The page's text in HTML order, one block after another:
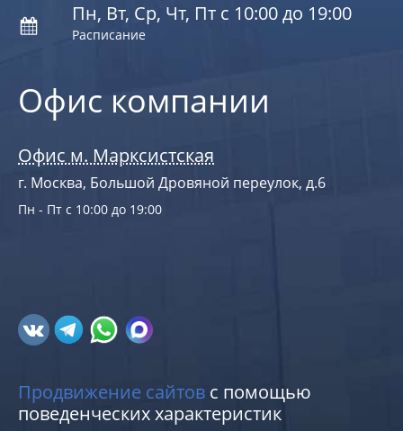
Офис компании
Офис м. Марксистская
г. Москва, Большой Дровяной переулок, д.6
Пн - Пт с 10:00 до 19:00
Пн, Вт, Ср, Чт, Пт с 10:00 до 19:00
Расписание
Продвижение сайтов с помощью
поведенческих характеристик